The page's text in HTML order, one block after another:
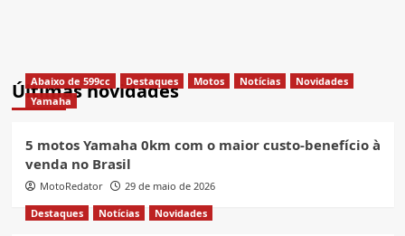
Últimas novidades
Abaixo de 599cc Destaques Motos Notícias
Novidades
Yamaha
5 motos Yamaha 0km com o maior custo-benefício à
venda no Brasil
MotoRedator
29 de maio de 2026
Destaques
Notícias Novidades